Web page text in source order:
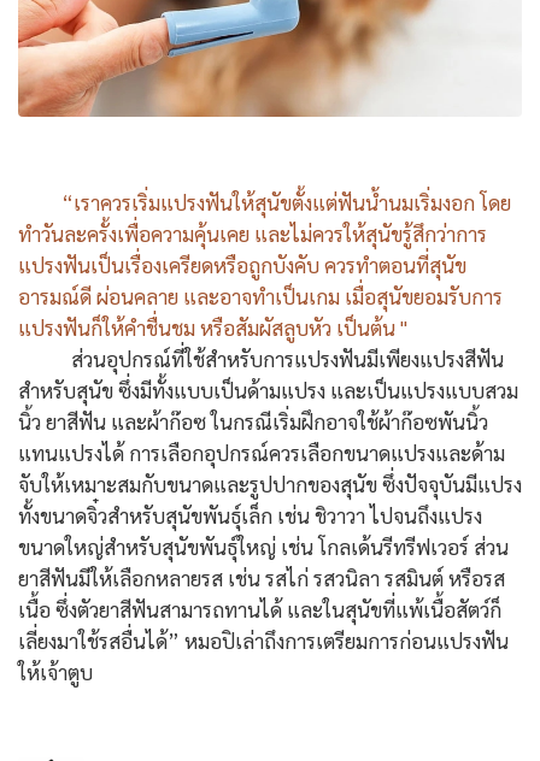
“เราควรเริ่มแปรงฟันให้สุนัขตั้งแต่ฟันน้ำนมเริ่มงอก โดย
ทำวันละครั้งเพื่อความคุ้นเคย และไม่ควรให้สุนัขรู้สึกว่าการ
แปรงฟันเป็นเรื่องเครียดหรือถูกบังคับ ควรทำตอนที่สุนัข
อารมณ์ดี ผ่อนคลาย และอาจทำเป็นเกม เมื่อสุนัขยอมรับการ
แปรงฟันก็ให้คำชื่นชม หรือสัมผัสลูบหัว เป็นต้น "
ส่วนอุปกรณ์ที่ใช้สำหรับการแปรงฟันมีเพียงแปรงสีฟัน
สำหรับสุนัข ซึ่งมีทั้งแบบเป็นด้ามแปรง และเป็นแปรงแบบสวม
นิ้ว ยาสีฟัน และผ้าก๊อซ ในกรณีเริ่มฝึกอาจใช้ผ้าก๊อซพันนิ้ว
แทนแปรงได้ การเลือกอุปกรณ์ควรเลือกขนาดแปรงและด้าม
จับให้เหมาะสมกับขนาดและรูปปากของสุนัข ซึ่งปัจจุบันมีแปรง
ทั้งขนาดจิ๋วสำหรับสุนัขพันธุ์เล็ก เช่น ชิวาวา ไปจนถึงแปรง
ขนาดใหญ่สำหรับสุนัขพันธุ์ใหญ่ เช่น โกลเด้นรีทรีฟเวอร์ ส่วน
ยาสีฟันมีให้เลือกหลายรส เช่น รสไก่ รสวนิลา รสมินต์ หรือรส
เนื้อ ซึ่งตัวยาสีฟันสามารถทานได้ และในสุนัขที่แพ้เนื้อสัตว์ก็
เลี่ยงมาใช้รสอื่นได้” หมอปิเล่าถึงการเตรียมการก่อนแปรงฟัน
ให้เจ้าตูบ